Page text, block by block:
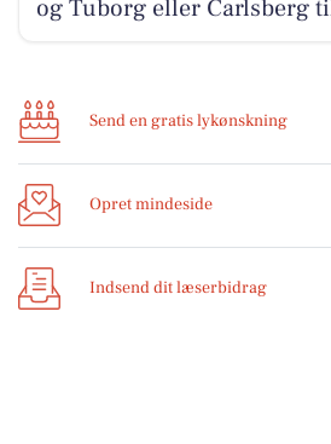
og Tuborg eller Carlsberg
Send en gratis lykønskning
Opret mindeside
Indsend dit læserbidrag